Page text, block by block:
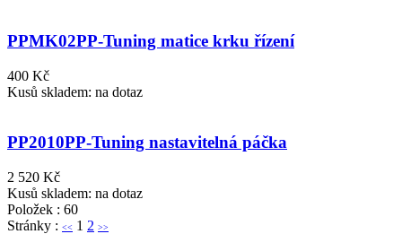
PPMK02PP-Tuning matice krku řízení
400 Kč
Kusů skladem: na dotaz
PP2010PP-Tuning nastavitelná páčka
2 520 Kč
Kusů skladem: na dotaz
Položek : 60
Stránky : << 1 2 >>